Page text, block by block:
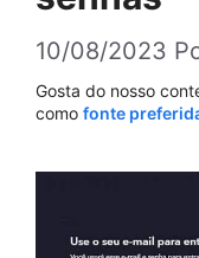
10/08/2023
Gosta do nosso
como fonte